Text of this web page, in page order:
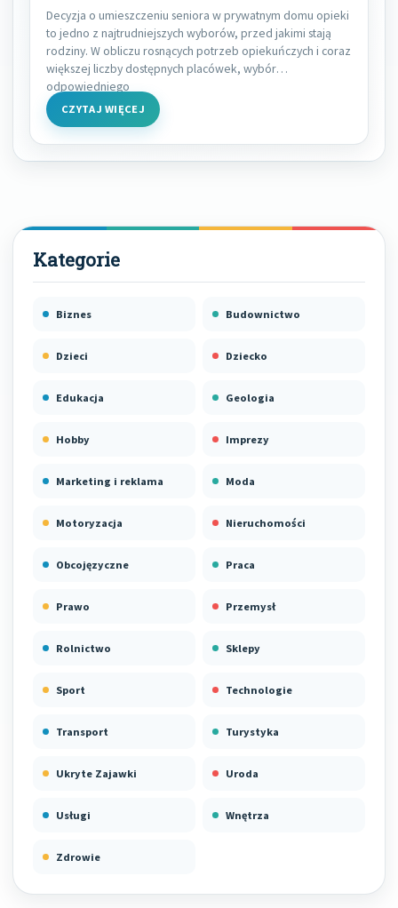
Decyzja o umieszczeniu seniora w prywatnym domu opieki
to jedno z najtrudniejszych wyborów, przed jakimi stają
rodziny. W obliczu rosnących potrzeb opiekuńczych i coraz
większej liczby dostępnych placówek, wybór
odpowiedniego
CZYTAJ WIĘCEJ
Biznes Budownictwo
Dzieci Dziecko
Edukacja Geologia
Hobby Imprezy
Marketing i reklama Moda
Motoryzacja Nieruchomości
Obcojęzyczne Praca
Prawo Przemysł
Rolnictwo Sklepy
Sport Technologie
Transport Turystyka
Ukryte Zajawki Uroda
Usługi Wnętrza
Zdrowie